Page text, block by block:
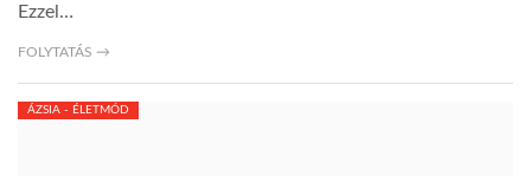
Ezzel…
FOLYTATÁS →
ÁZSIA - ÉLETMÓD